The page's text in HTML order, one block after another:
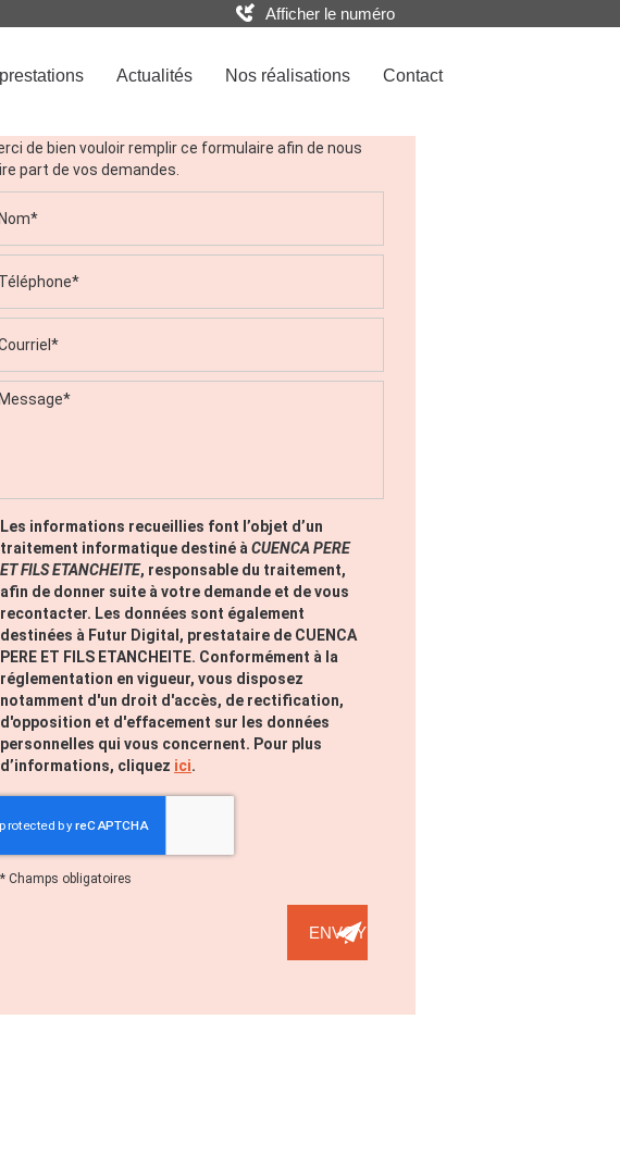
Afficher le numéro
Actualités Nos réalisations Contact
de bien vouloir remplir ce formulaire afin de nous
part de vos demandes.
Les informations recueillies font l’objet d’un
traitement informatique destiné à CUENCA PERE
ET FILS ETANCHEITE, responsable du traitement,
afin de donner suite à votre demande et de vous
recontacter. Les données sont également
destinées à Futur Digital, prestataire de CUENCA
PERE ET FILS ETANCHEITE. Conformément à la
réglementation en vigueur, vous disposez
notamment d'un droit d'accès, de rectification,
d'opposition et d'effacement sur les données
personnelles qui vous concernent. Pour plus
d’informations, cliquez ici.
*Champs obligatoires